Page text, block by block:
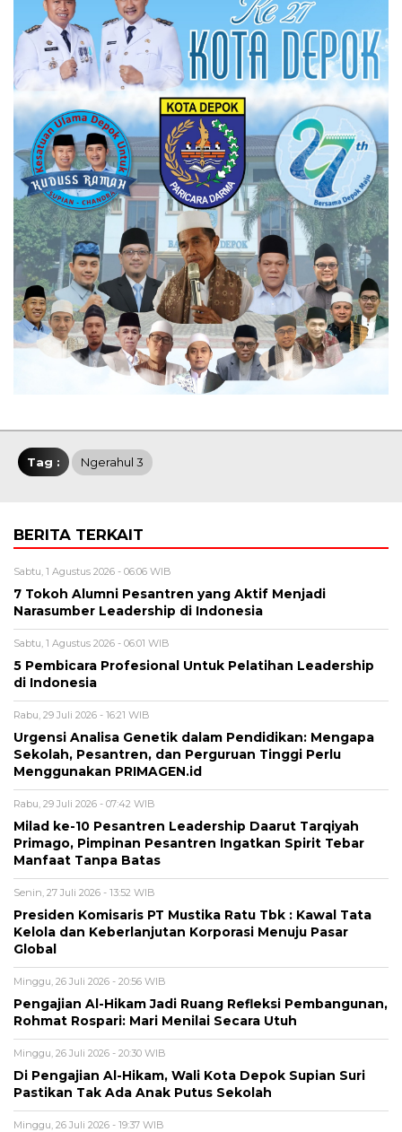
Tag : Ngerahul 3
BERITA TERKAIT
Sabtu, 1 Agustus 2026 - 06:06 WIB
7 Tokoh Alumni Pesantren yang Aktif Menjadi
Narasumber Leadership di Indonesia
Sabtu, 1 Agustus 2026 - 06:01 WIB
5 Pembicara Profesional Untuk Pelatihan Leadership
di Indonesia
Rabu, 29 Juli 2026 - 16:21 WIB
Urgensi Analisa Genetik dalam Pendidikan: Mengapa
Sekolah, Pesantren, dan Perguruan Tinggi Perlu
Menggunakan PRIMAGEN.id
Rabu, 29 Juli 2026 - 07:42 WIB
Milad ke-10 Pesantren Leadership Daarut Tarqiyah
Primago, Pimpinan Pesantren Ingatkan Spirit Tebar
Manfaat Tanpa Batas
Senin, 27 Juli 2026 - 13:52 WIB
Presiden Komisaris PT Mustika Ratu Tbk : Kawal Tata
Kelola dan Keberlanjutan Korporasi Menuju Pasar
Global
Minggu, 26 Juli 2026 - 20:56 WIB
Pengajian Al-Hikam Jadi Ruang Refleksi Pembangunan,
Rohmat Rospari: Mari Menilai Secara Utuh
Minggu, 26 Juli 2026 - 20:30 WIB
Di Pengajian Al-Hikam, Wali Kota Depok Supian Suri
Pastikan Tak Ada Anak Putus Sekolah
Minggu, 26 Juli 2026 - 19:37 WIB